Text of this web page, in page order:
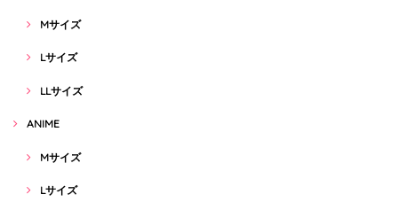
Mサイズ
Lサイズ
LLサイズ
ANIME
Mサイズ
Lサイズ